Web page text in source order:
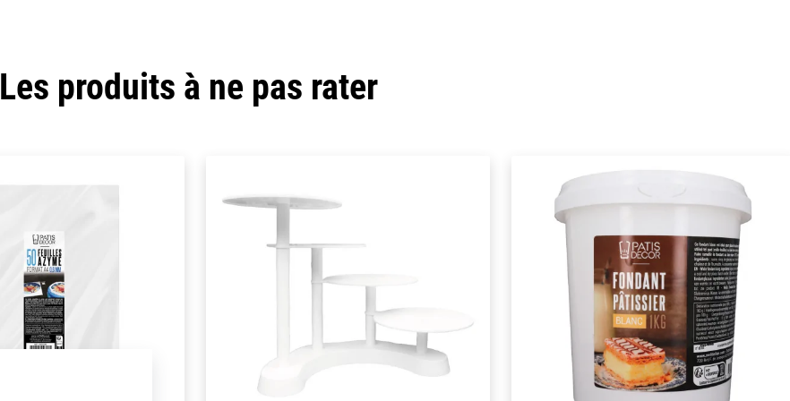
Les produits à ne pas rater